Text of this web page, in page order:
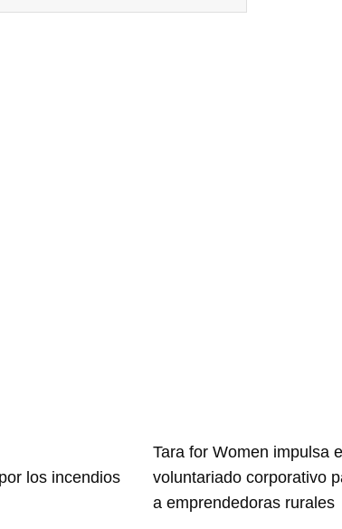
los incendios
Tara for Women impulsa
voluntariado corporativo
a emprendedoras rurales